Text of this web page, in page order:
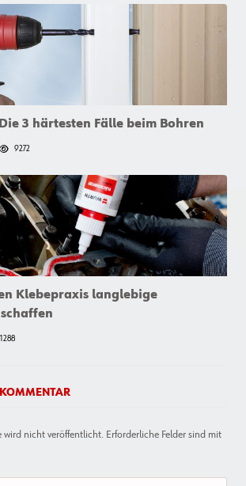
3 härtesten Fälle beim Bohren
9272
Klebepraxis langlebige
1288
wird nicht veröffentlicht. Erforderliche Felder sind mit